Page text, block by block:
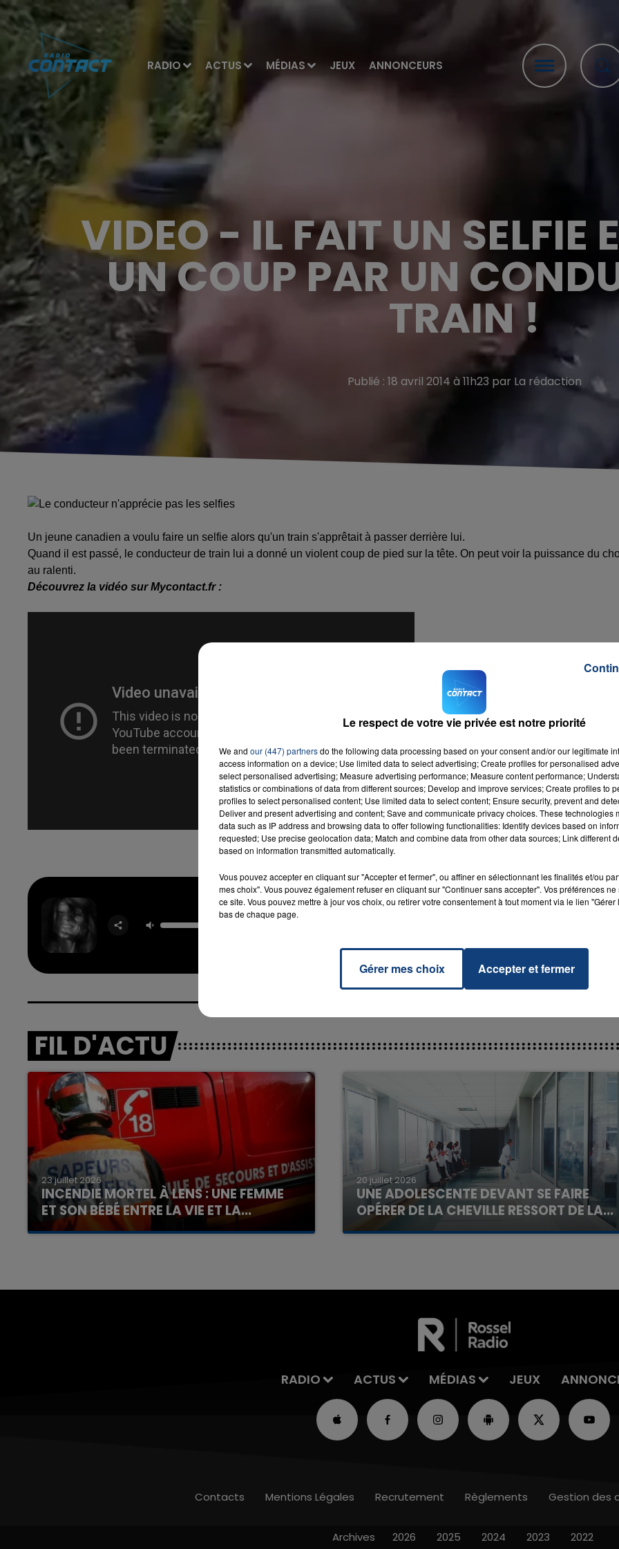
RADIO ACTUS MÉDIAS JEUX ANNONCEURS
16h00 - 20h00
LA TEAM DU WEEK-END
VIDEO - IL FAIT UN SELFIE
UN COUP PAR UN
TRAIN !
Publié : 18 avril 2014 à 11h23 par La rédaction
Un jeune canadien a voulu faire un selfie alors qu'un train s'apprêtait à passer derrière lui.
Quand il est passé, le conducteur de train lui a donné un violent coup de pied sur la tête. On peut voir la puissance du
au ralenti.
Découvrez la vidéo sur Mycontact.fr :
Petal
FIL D'ACTU
23 juillet 2026
INCENDIE MORTEL À LENS : UNE FEMME
ET SON BÉBÉ ENTRE LA VIE ET LA...
Un homme s'est immolé par le feu après avoir
20 juillet 2026
UNE ADOLESCENTE DEVANT SE FAIRE
OPÉRER DE LA CHEVILLE RESSORT DE LA...
La famille a porté plainte contre la clinique qui a
16h00 - 20h00
La Team du Week-end La Team du Week-end
RADIO ACTUS MÉDIAS JEUX
Contacts Mentions Légales Recrutement Règlements Gestion des
Archives 2026 2025 2024 2023 2022
Le respect de votre vie privée est notre priorité
We and our (447) partnersdo the following data processing based on your consent and/or our legitimate
access information on a device; Use limited data to select advertising; Create profiles for personalised
select personalised advertising; Measure advertising performance; Measure content performance;
statistics or combinations of data from different sources; Develop and improve services; Create profiles to
profiles to select personalised content; Use limited data to select content; Ensure security, prevent and
Deliver and present advertising and content; Save and communicate privacy choices. These technologies
data such as IP address and browsing data to offer following functionalities: Identify devices based on
requested; Use precise geolocation data; Match and combine data from other data sources; Link different
based on information transmitted automatically.
Vous pouvez accepter en cliquant sur "Accepter et fermer", ou affiner en sélectionnant les finalités et/ou
mes choix". Vous pouvez également refuser en cliquant sur "Continuer sans accepter". Vos préférences
ce site. Vous pouvez mettre à jour vos choix, ou retirer votre consentement à tout moment via le lien
bas de chaque page.
Gérer mes choix Accepter et fermer